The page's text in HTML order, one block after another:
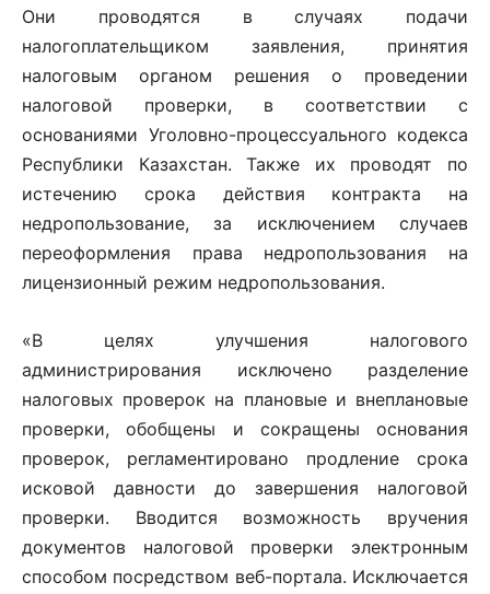
Они проводятся в случаях подачи
налогоплательщиком заявления, принятия
налоговым органом решения о проведении
налоговой проверки, в соответствии с
основаниями Уголовно-процессуального кодекса
Республики Казахстан. Также их проводят по
истечению срока действия контракта на
недропользование, за исключением случаев
переоформления права недропользования на
лицензионный режим недропользования.
«В целях улучшения налогового
администрирования исключено разделение
налоговых проверок на плановые и внеплановые
проверки, обобщены и сокращены основания
проверок, регламентировано продление срока
исковой давности до завершения налоговой
проверки. Вводится возможность вручения
документов налоговой проверки электронным
способом посредством веб-портала. Исключается